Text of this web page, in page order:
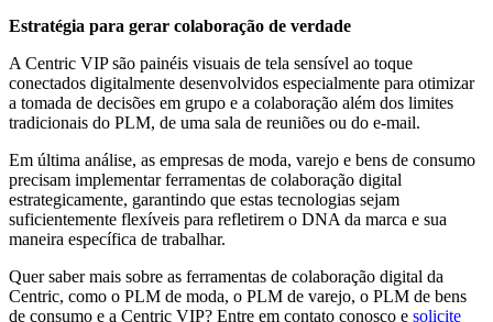
Estratégia para gerar colaboração de verdade
A Centric VIP são painéis visuais de tela sensível ao toque
conectados digitalmente desenvolvidos especialmente para otimizar
a tomada de decisões em grupo e a colaboração além dos limites
tradicionais do PLM, de uma sala de reuniões ou do e-mail.
Em última análise, as empresas de moda, varejo e bens de consumo
precisam implementar ferramentas de colaboração digital
estrategicamente, garantindo que estas tecnologias sejam
suficientemente flexíveis para refletirem o DNA da marca e sua
maneira específica de trabalhar.
Quer saber mais sobre as ferramentas de colaboração digital da
Centric, como o PLM de moda, o PLM de varejo, o PLM de bens
de consumo e a Centric VIP? Entre em contato conosco e solicite